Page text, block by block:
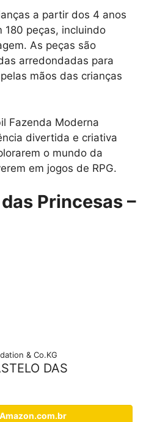
a partir dos 4 anos
180 peças, incluindo
As peças são
arredondadas para
mãos das crianças
Fazenda Moderna
divertida e criativa
o mundo da
em jogos de RPG.
Princesas –
& Co.KG
DAS